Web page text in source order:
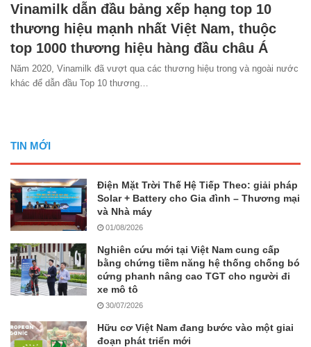
Vinamilk dẫn đầu bảng xếp hạng top 10
thương hiệu mạnh nhất Việt Nam, thuộc
top 1000 thương hiệu hàng đầu châu Á
Năm 2020, Vinamilk đã vượt qua các thương hiệu trong và ngoài nước
khác để dẫn đầu Top 10 thương…
TIN MỚI
Điện Mặt Trời Thế Hệ Tiếp Theo: giải pháp
Solar + Battery cho Gia đình – Thương mại
và Nhà máy
01/08/2026
Nghiên cứu mới tại Việt Nam cung cấp
bằng chứng tiềm năng hệ thống chống bó
cứng phanh nâng cao TGT cho người đi
xe mô tô
30/07/2026
Hữu cơ Việt Nam đang bước vào một giai
đoạn phát triển mới